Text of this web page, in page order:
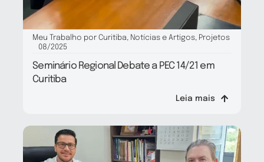
Meu Trabalho por Curitiba Notícias e Artigos Projetos
08/2025
Seminário Regional Debate a PEC 14/21 em
Curitiba
Leia mais